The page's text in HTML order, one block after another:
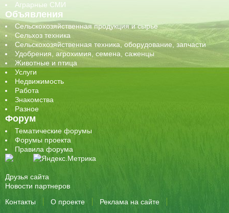
Аграрные СМИ
Объявления
Сельскохозяйственная продукция и сырье
Сельхоз техника
Сельскохозяйственная техника, оборудование, запчасти
Удобрения, агрохимия, семена, саженцы
Животные и птица
Услуги
Недвижимость
Работа
Знакомства
Разное
Форум
Тематические форумы
Форумы проекта
Правила форума
Друзья сайта
Новости партнеров
Контакты
О проекте Реклама на сайте